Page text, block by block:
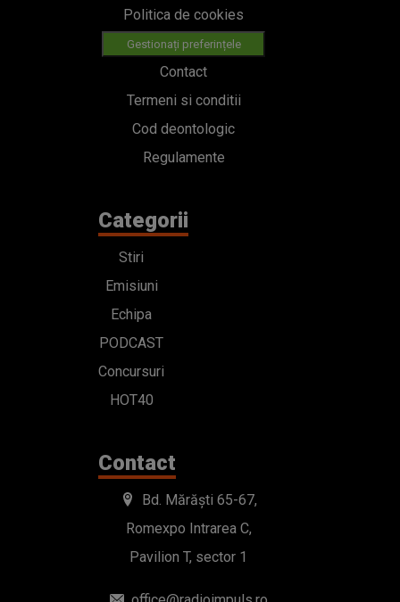
Politica de cookies
Gestionați preferințele
Contact
Termeni si conditii
Cod deontologic
Regulamente
Categorii
Stiri
Emisiuni
Echipa
PODCAST
Concursuri
HOT40
Contact
Bd. Mărăști 65-67,
Romexpo Intrarea C,
Pavilion T, sector 1